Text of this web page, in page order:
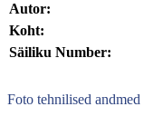
Autor:
Koht:
Säiliku Number:
Foto tehnilised andmed